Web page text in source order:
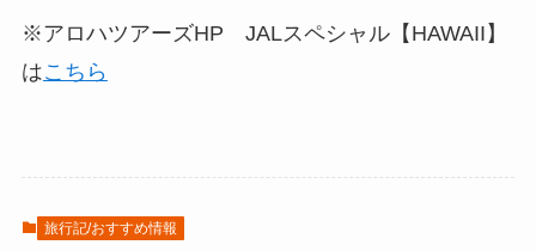
※アロハツアーズHP JALスペシャル【HAWAII】
はこちら
旅行記/おすすめ情報